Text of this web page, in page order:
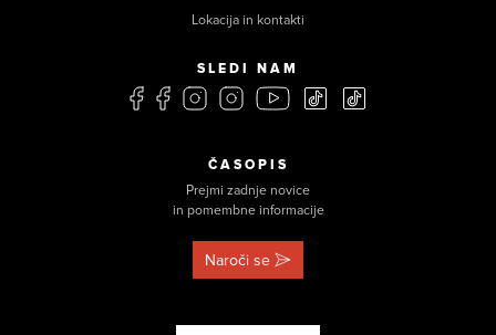
Lokacija in kontakti
SLEDI NAM
ČASOPIS
Prejmi zadnje novice
in pomembne informacije
Naroči se